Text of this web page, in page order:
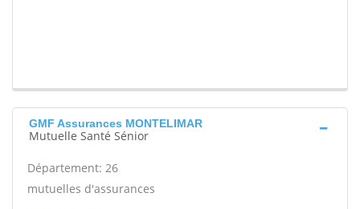
GMF Assurances MONTELIMAR
Mutuelle Santé Sénior
Département: 26
mutuelles d'assurances